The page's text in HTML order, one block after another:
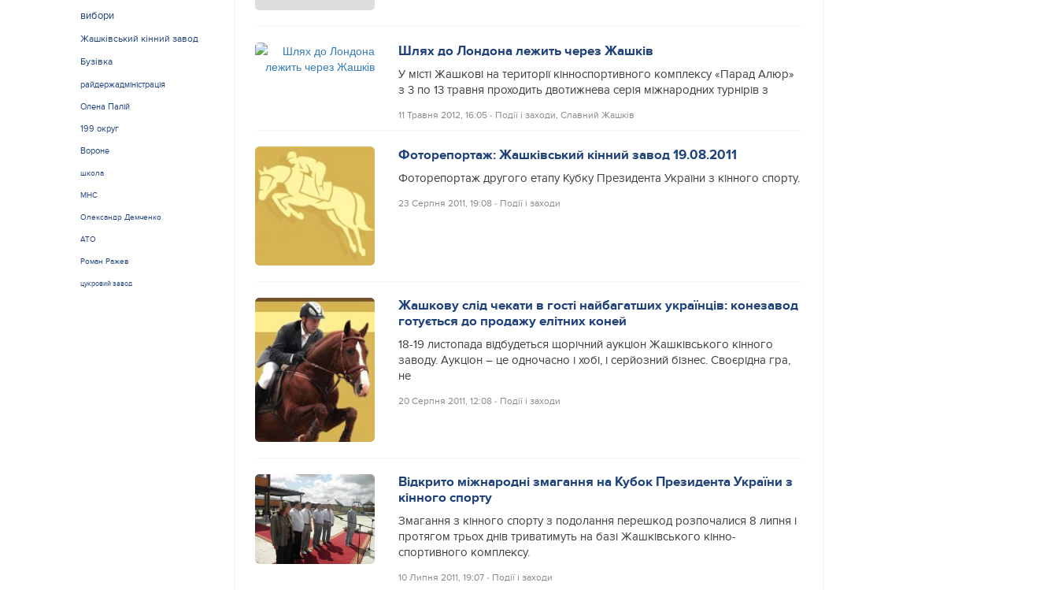
вибори
Жашківський кінний завод
Бузівка
райдержадміністрація
Олена Палій
199 округ
Вороне
школа
МНС
Олександр Демченко
АТО
Роман Ражев
цукровий завод
Шлях до Лондона лежить через Жашків
У місті Жашкові на території кінноспортивного комплексу «Парад Алюр»
з 3 по 13 травня проходить двотижнева серія міжнародних турнірів з
11 Травня 2012, 16:05 ‐ Події і заходи Славний Жашків
Фоторепортаж: Жашківський кінний завод 19.08.2011
Фоторепортаж другого етапу Кубку Президента України з кінного спорту.
23 Серпня 2011, 19:08 ‐ Події і заходи
Жашкову слід чекати в гості найбагатших українців: конезавод
готується до продажу елітних коней
18-19 листопада відбудеться щорічний аукціон Жашківського кінного
заводу. Аукціон – це одночасно і хобі, і серйозний бізнес. Своєрідна гра,
не
20 Серпня 2011, 12:08 ‐ Події і заходи
Відкрито міжнародні змагання на Кубок Президента України з
кінного спорту
Змагання з кінного спорту з подолання перешкод розпочалися 8 липня і
протягом трьох днів триватимуть на базі Жашківського кінно-
спортивного комплексу.
10 Липня 2011, 19:07 ‐ Події і заходи